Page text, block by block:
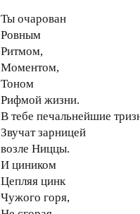
Ты очарован
Ровным
Ритмом,
Моментом,
Тоном
Рифмой жизни.
В тебе печальнейшие
Звучат зарницей
возле Ниццы.
И циником
Цепляя цинк
Чужого горя,